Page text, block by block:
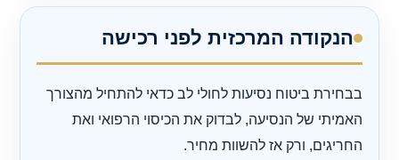
הנקודה המרכזית לפני רכישה
בבחירת ביטוח נסיעות לחולי לב כדאי להתחיל מהצורך
האמיתי של הנסיעה, לבדוק את הכיסוי הרפואי ואת
החריגים, ורק אז להשוות מחיר.